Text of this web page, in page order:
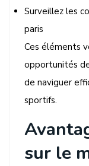
Surveillez les
paris
Ces éléments
opportunités
de naviguer
sportifs.
sur le